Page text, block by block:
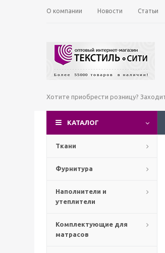
О компании Новости Статьи
Хотите приобрести розницу?
КАТАЛОГ
Ткани
Фурнитура
Наполнители и
утеплители
Комплектующие для
матрасов